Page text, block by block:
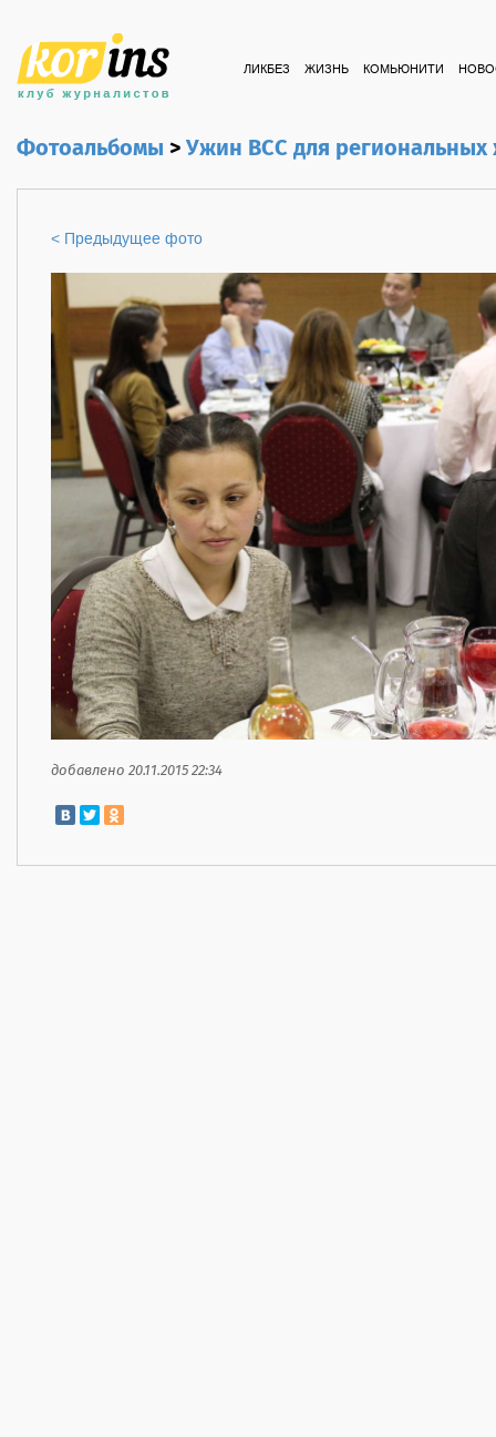
ЛИКБЕЗ ЖИЗНЬ КОМЬЮНИТИ
Фотоальбомы>Ужин ВСС для региональных
< Предыдущее фото
добавлено 20.11.2015 22:34